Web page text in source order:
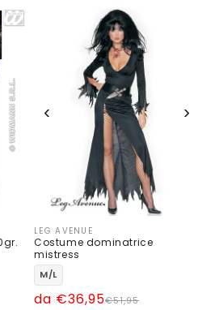
‹ ›
Produttore:
LEG AVENUE
Costume dominatrice
mistress
M/L
Prezzo
€51,95
Prezzo
da €36,95